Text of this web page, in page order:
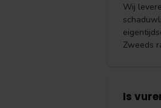
Wij
Zweeds
Is